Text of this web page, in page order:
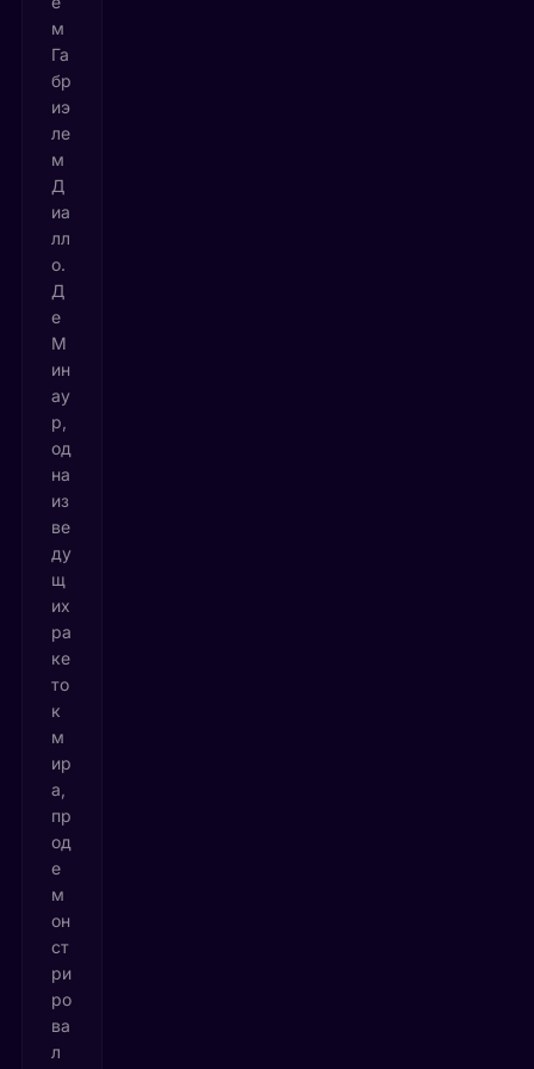
м
Га
бр
иэ
ле
м
Д
иа
лл
о.
Д
е
М
ин
ау
р,
од
на
из
ве
ду
щ
их
ра
ке
то
к
м
ир
а,
пр
од
е
м
он
ст
ри
ро
ва
л